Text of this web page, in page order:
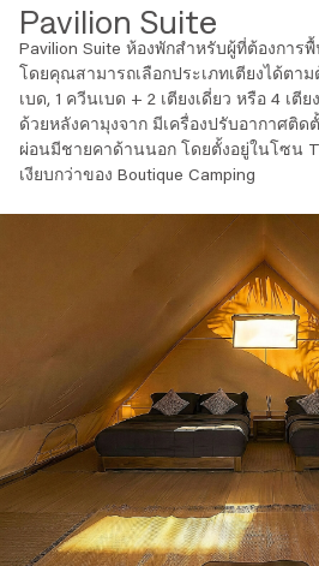
Pavilion Suite
Pavilion Suite ห้องพักสำหรับผู้ที่ต้องการ
โดยคุณสามารถเลือกประเภทเตียงได้ตา
เบด, 1 ควีนเบด + 2 เตียงเดี่ยว หรือ 4 เตี
ด้วยหลังคามุงจาก มีเครื่องปรับอากาศติด
ผ่อนมีชายคาด้านนอก โดยตั้งอยู่ในโซน
เงียบกว่าของ Boutique Camping
Pavilion Suite
เช็กอิน/เช็กเอาต์: 3 ธ.ค. 12:00 / 7 ธ.ค.
เลือกประเภทเตียงได้หลายแบบ
เข้าพักได้ 4 ท่าน
พนักงานต้อนรับตลอด 24 ชั่วโมง
มีเครื่องปรับอากาศ
ห้องน้ำและสิ่งอำนวยความสะ
ความสะดวกสบาย
ลักษณะห้องและเฟอร์นิเจอร์
หลังคามุงจาก
พื้นที่พักผ่อนมีชายคาด้านนอก
พื้นด้านในปูเสื่อไม้ไผ่
พื้นด้านนอกปูคอนกรีต
ไฟประดับตกแต่ง
กระจกเต็มตัว
ชั้นวางของ
ราวตากผ้า
การรักษาความปลอดภัย
กล่องนิรภัย
พนักงานรักษาความปลอดภัยตลอด 24 ชั่ว
2 ควีนเบด
1 ควีน 2 เตียงเดี่